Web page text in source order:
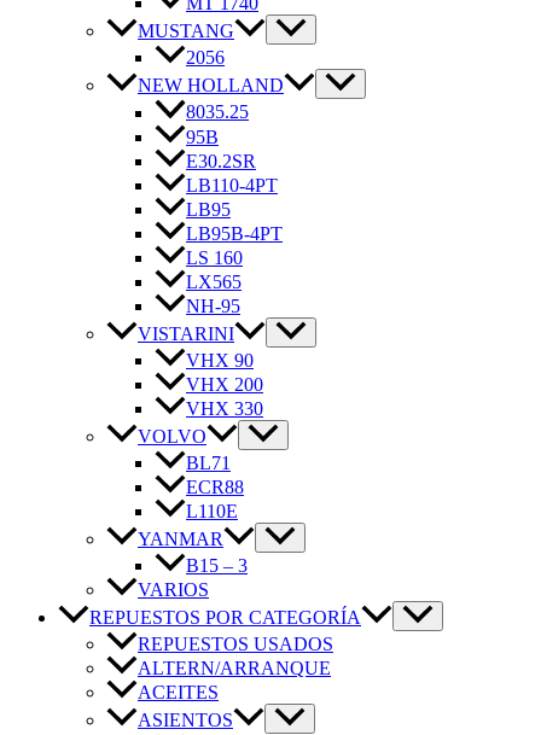
MUSTANG
2056
NEW HOLLAND
8035.25
95B
E30.2SR
LB110-4PT
LB95
LB95B-4PT
LS 160
LX565
NH-95
VISTARINI
VHX 90
VHX 200
VHX 330
VOLVO
BL71
ECR88
L110E
YANMAR
B15 – 3
VARIOS
REPUESTOS POR CATEGORÍA
REPUESTOS USADOS
ALTERN/ARRANQUE
ACEITES
ASIENTOS